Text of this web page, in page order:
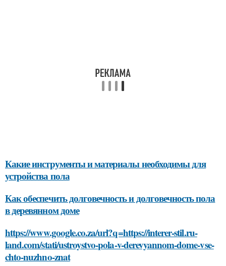
Какие инструменты и материалы необходимы для
устройства пола
Как обеспечить долговечность и долговечность пола
в деревянном доме
https://www.google.co.za/url?q=https://interer-stil.ru-
land.com/stati/ustroystvo-pola-v-derevyannom-dome-vse-
chto-nuzhno-znat